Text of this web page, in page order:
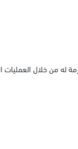
له من خلال العمليات